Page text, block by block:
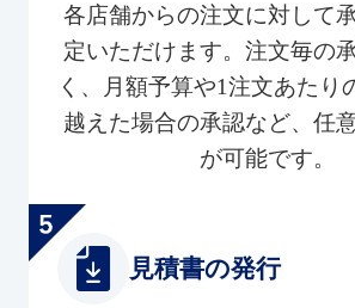
各店舗からの注文に対して
定いただけます。注文毎の
く、月額予算や1注文あたり
越えた場合の承認など、任
が可能です。
見積書の発行